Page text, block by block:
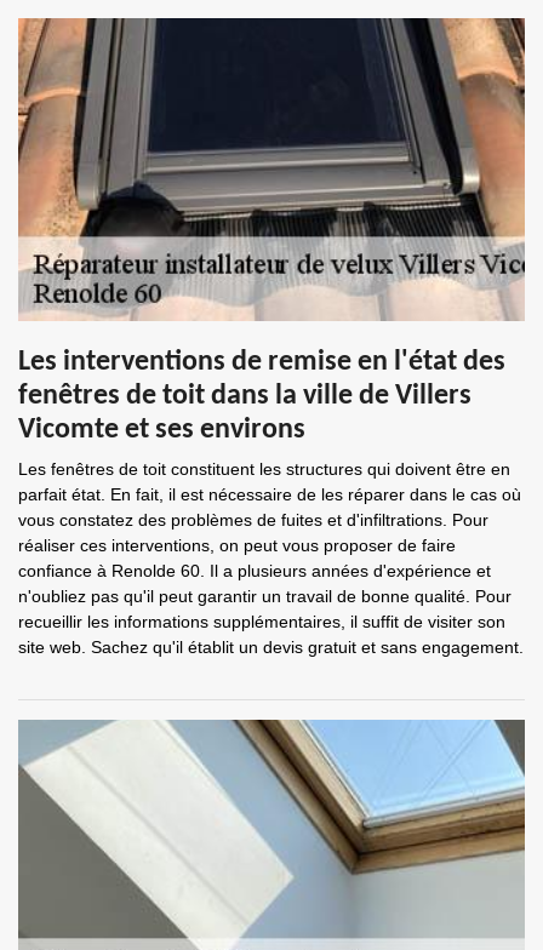
Les interventions de remise en l'état des
fenêtres de toit dans la ville de Villers
Vicomte et ses environs
Les fenêtres de toit constituent les structures qui doivent être en
parfait état. En fait, il est nécessaire de les réparer dans le cas où
vous constatez des problèmes de fuites et d'infiltrations. Pour
réaliser ces interventions, on peut vous proposer de faire
confiance à Renolde 60. Il a plusieurs années d'expérience et
n'oubliez pas qu'il peut garantir un travail de bonne qualité. Pour
recueillir les informations supplémentaires, il suffit de visiter son
site web. Sachez qu'il établit un devis gratuit et sans engagement.